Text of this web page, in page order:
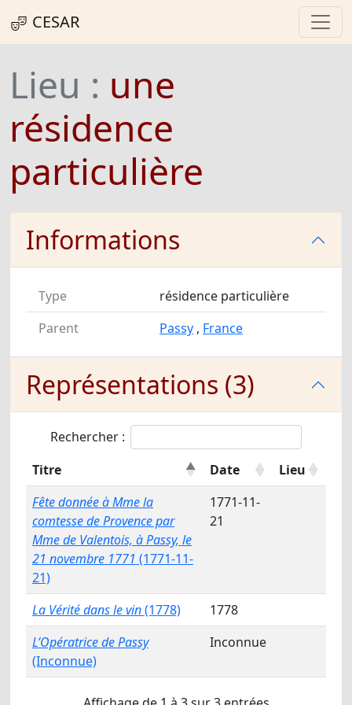
CESAR
Lieu : une
résidence
particulière
Informations
Type
résidence particulière
Parent
Passy , France
Représentations (3)
Rechercher :
Titre
Date
Lieu
Fête donnée à Mme la
comtesse de Provence par
Mme de Valentois, à Passy, le
21 novembre 1771 (1771-11-
21)
1771-11-
21
La Vérité dans le vin(1778)
1778
L’Opératrice de Passy
(Inconnue)
Inconnue